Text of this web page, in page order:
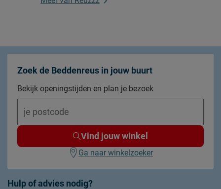
Hulp of advies nodig?
Zoek de Beddenreus in jouw buurt
Bekijk openingstijden en plan je bezoek
Vind jouw winkel
Ga naar winkelzoeker